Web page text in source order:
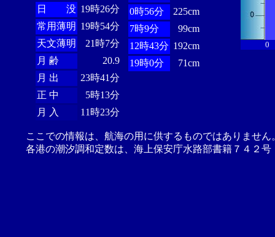
日 没 19時26分
常用薄明 19時54分
天文薄明
21時7分
月 齢
20.9
月 出
23時41分
正 中
5時13分
月 入
11時23分
0時56分
225cm
7時9分
99cm
12時43分 192cm
19時0分
71cm
0
ここでの情報は、航海の用に供するものではありませ
各港の潮汐調和定数は、海上保安庁水路部書籍７４２